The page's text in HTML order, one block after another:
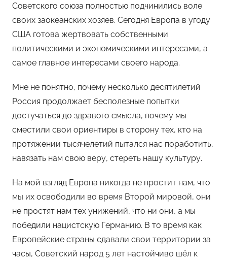
Советского союза полностью подчинились воле
своих заокеанских хозяев. Сегодня Европа в угоду
США готова жертвовать собственными
политическими и экономическими интересами, а
самое главное интересами своего народа.
Мне не понятно, почему несколько десятилетий
Россия продолжает бесполезные попытки
достучаться до здравого смысла, почему мы
сместили свои ориентиры в сторону тех, кто на
протяжении тысячелетий пытался нас поработить,
навязать нам свою веру, стереть нашу культуру.
На мой взгляд Европа никогда не простит нам, что
мы их освободили во время Второй мировой, они
не простят нам тех унижений, что ни они, а мы
победили нацистскую Германию. В то время как
Европейские страны сдавали свои территории за
часы, Советский народ 5 лет настойчиво шёл к